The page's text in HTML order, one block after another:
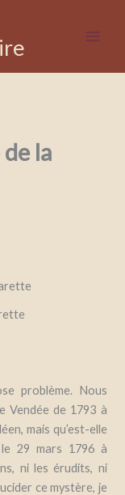
la
problème. Nous
Vendée de 1793 à
mais qu’est-elle
29 mars 1796 à
ni les érudits, ni
ce mystère, je